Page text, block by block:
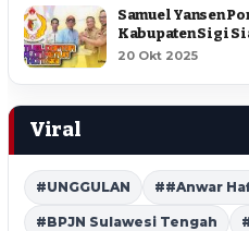
Samuel Yansen
Kabupaten Sigi
20 Okt 2025
Viral
#UNGGULAN ##Anwar
#BPJN Sulawesi Tengah